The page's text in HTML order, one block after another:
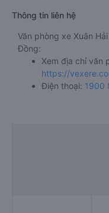
Thông tin liên hệ
Văn phòng xe Xuân
Đồng:
Xem địa chỉ văn
https://
Điện thoại: 1900